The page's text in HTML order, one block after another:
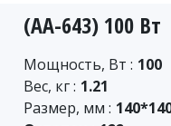
(АА-643) 100 Вт
Мощность, Вт : 100
Вес, кг : 1.21
Размер, мм :